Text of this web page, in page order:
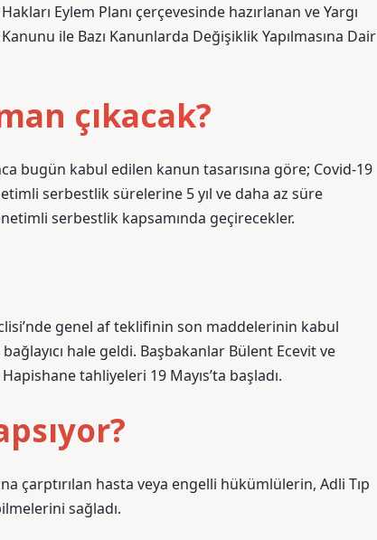
Eylem Planı çerçevesinde hazırlanan ve Yargı
ile Bazı Kanunlarda Değişiklik Yapılmasına Dair
çıkacak?
bugün kabul edilen kanun tasarısına göre; Covid-19
serbestlik sürelerine 5 yıl ve daha az süre
serbestlik kapsamında geçirecekler.
genel af teklifinin son maddelerinin kabul
hale geldi. Başbakanlar Bülent Ecevit ve
tahliyeleri 19 Mayıs’ta başladı.
çarptırılan hasta veya engelli hükümlülerin, Adli Tıp
sağladı.